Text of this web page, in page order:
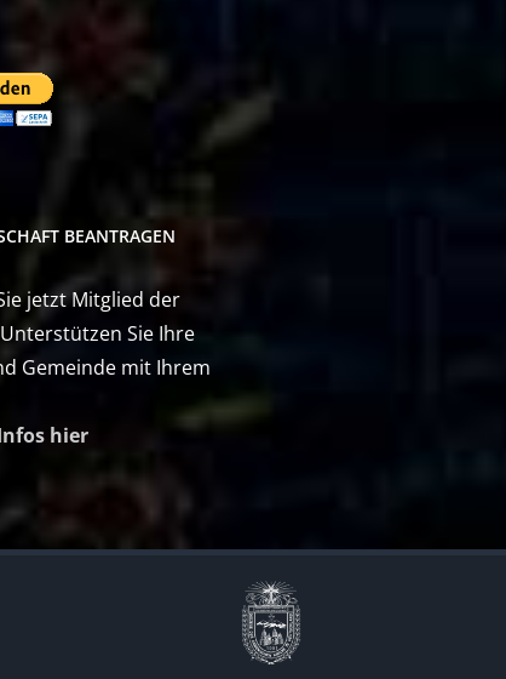
BEANTRAGEN
jetzt Mitglied der
Sie Ihre
Gemeinde mit Ihrem
hier